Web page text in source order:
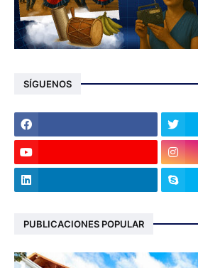
SÍGUENOS
PUBLICACIONES POPULAR